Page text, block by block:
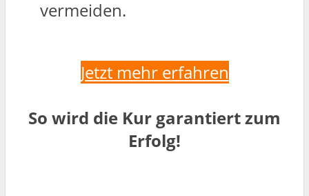
vermeiden.
Jetzt mehr erfahren
So wird die Kur garantiert zum
Erfolg!